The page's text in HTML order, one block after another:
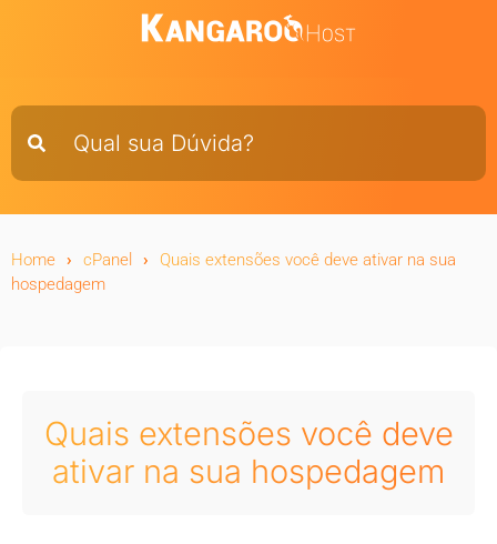
Home cPanel
Quais extensões você deve ativar na sua
hospedagem
Quais extensões você deve
ativar na sua hospedagem